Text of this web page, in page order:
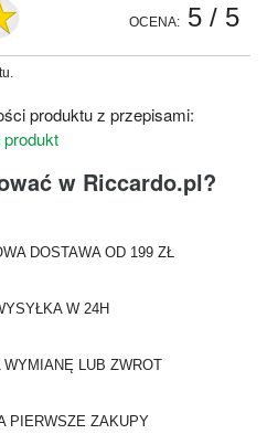
OCENA: 5 / 5
produktu z przepisami:
w Riccardo.pl?
DOSTAWA OD 199 ZŁ
W 24H
WYMIANĘ LUB ZWROT
PIERWSZE ZAKUPY